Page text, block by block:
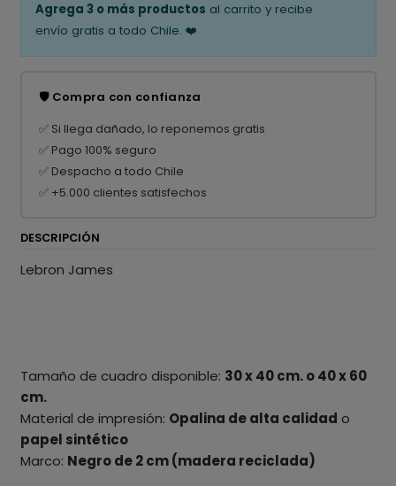
Agrega 3 o más productos al carrito y recibe
envío gratis a todo Chile. ❤️
🛡️ Compra con confianza
✅ Si llega dañado, lo reponemos gratis
✅ Pago 100% seguro
✅ Despacho a todo Chile
✅ +5.000 clientes satisfechos
DESCRIPCIÓN
Lebron James
Tamaño de cuadro disponible: 30 x 40 cm. o 40 x 60
cm.
Material de impresión: Opalina de alta calidad o
papel sintético
Marco: Negro de 2 cm (madera reciclada)